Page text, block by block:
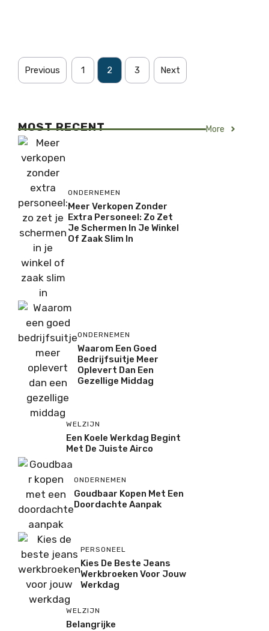
Previous 1 2 3 Next
MOST RECENT More
ONDERNEMEN
Meer Verkopen Zonder
Extra Personeel: Zo Zet
Je Schermen In Je Winkel
Of Zaak Slim In
ONDERNEMEN
Waarom Een Goed
Bedrijfsuitje Meer
Oplevert Dan Een
Gezellige Middag
WELZIJN
Een Koele Werkdag Begint
Met De Juiste Airco
ONDERNEMEN
Goudbaar Kopen Met Een
Doordachte Aanpak
PERSONEEL
Kies De Beste Jeans
Werkbroeken Voor Jouw
Werkdag
WELZIJN
Belangrijke